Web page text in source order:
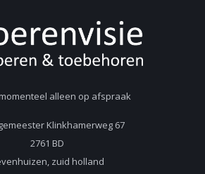
alleen op afspraak
Klinkhamerweg 67
2761 BD
zuid holland